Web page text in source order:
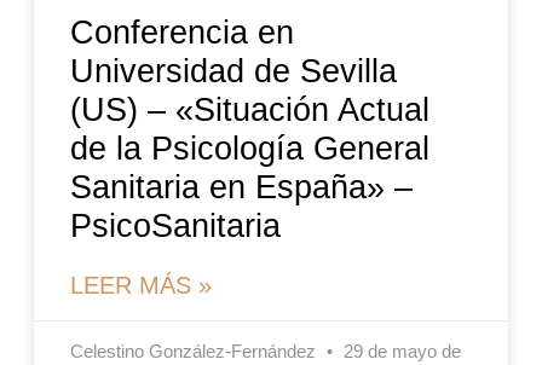
Conferencia en
Universidad de Sevilla
(US) – «Situación Actual
de la Psicología General
Sanitaria en España» –
PsicoSanitaria
LEER MÁS »
Celestino González-Fernández
29 de mayo de